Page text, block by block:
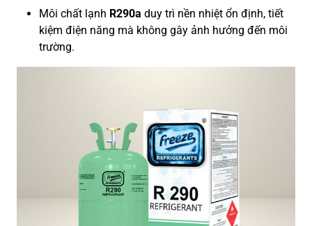
Môi chất lạnh R290a duy trì nền nhiệt ổn định, tiết
kiệm điện năng mà không gây ảnh hưởng đến môi
trường.